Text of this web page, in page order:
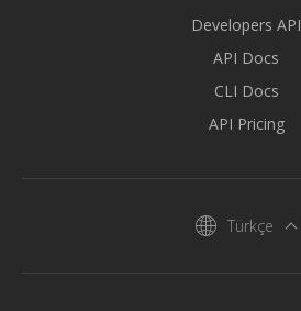
Developers API
API Docs
CLI Docs
API Pricing
Türkçe